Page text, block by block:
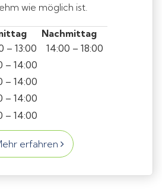
wie möglich ist.
Nachmittag
– 13:00
14:00 – 18:00
– 14:00
– 14:00
– 14:00
– 14:00
erfahren